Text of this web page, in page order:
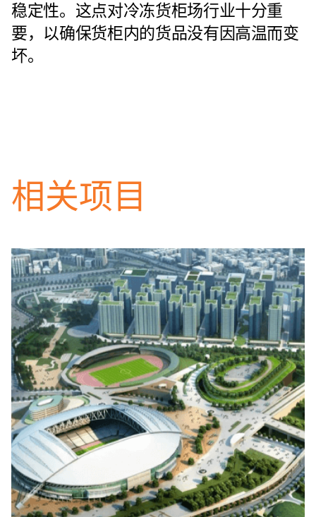
稳定性。这点对冷冻货柜场行业十分重
要，以确保货柜内的货品没有因高温而变
坏。
相关项目